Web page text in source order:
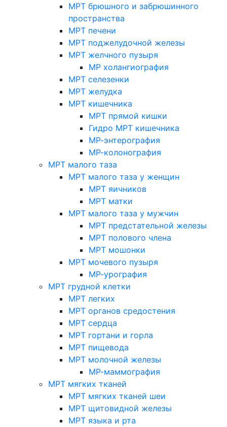
МРТ брюшного и забрюшинного
пространства
МРТ печени
МРТ поджелудочной железы
МРТ желчного пузыря
МР холангиография
МРТ селезенки
МРТ желудка
МРТ кишечника
МРТ прямой кишки
Гидро МРТ кишечника
МР-энтерография
МР-колонография
МРТ малого таза
МРТ малого таза у женщин
МРТ яичников
МРТ матки
МРТ малого таза у мужчин
МРТ предстательной железы
МРТ полового члена
МРТ мошонки
МРТ мочевого пузыря
МР-урография
МРТ грудной клетки
МРТ легких
МРТ органов средостения
МРТ сердца
МРТ гортани и горла
МРТ пищевода
МРТ молочной железы
МР-маммография
МРТ мягких тканей
МРТ мягких тканей шеи
МРТ щитовидной железы
МРТ языка и рта